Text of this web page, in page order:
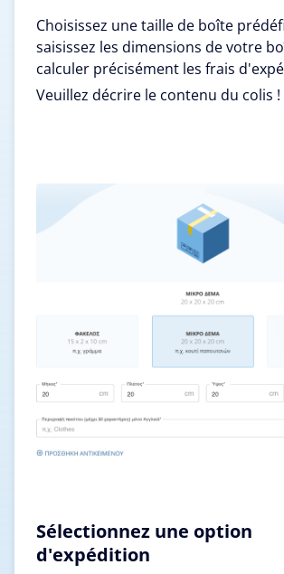
Choisissez une taille de boîte
saisissez les dimensions de votre
calculer précisément les frais
Veuillez décrire le contenu du colis !
Sélectionnez une option
d'expédition